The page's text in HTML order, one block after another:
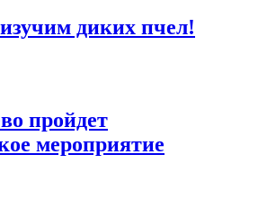
диких пчел!
пройдет
мероприятие